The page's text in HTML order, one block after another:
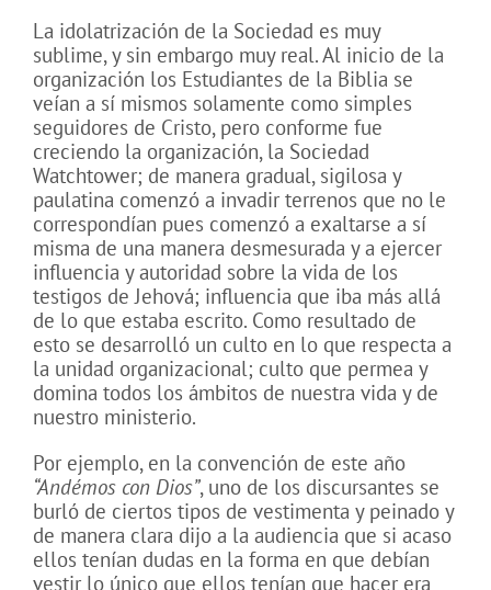
La idolatrización de la Sociedad es muy
sublime, y sin embargo muy real. Al inicio de la
organización los Estudiantes de la Biblia se
veían a sí mismos solamente como simples
seguidores de Cristo, pero conforme fue
creciendo la organización, la Sociedad
Watchtower; de manera gradual, sigilosa y
paulatina comenzó a invadir terrenos que no le
correspondían pues comenzó a exaltarse a sí
misma de una manera desmesurada y a ejercer
influencia y autoridad sobre la vida de los
testigos de Jehová; influencia que iba más allá
de lo que estaba escrito. Como resultado de
esto se desarrolló un culto en lo que respecta a
la unidad organizacional; culto que permea y
domina todos los ámbitos de nuestra vida y de
nuestro ministerio.
Por ejemplo, en la convención de este año
“Andémos con Dios”, uno de los discursantes se
burló de ciertos tipos de vestimenta y peinado y
de manera clara dijo a la audiencia que si acaso
ellos tenían dudas en la forma en que debían
vestir lo único que ellos tenían que hacer era